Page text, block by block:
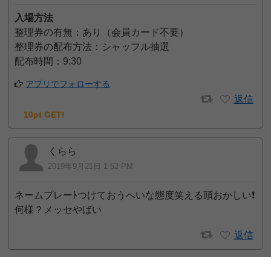
入場方法
整理券の有無：あり（会員カード不要）
整理券の配布方法：シャッフル抽選
配布時間：9:30
アプリでフォローする
返信
10pt GET!
くらら
2019年9月21日 1:52 PM
ネームプレーﾄつけておうへいな態度笑える頭おかしい❗️
何様？メッセやばい
返信